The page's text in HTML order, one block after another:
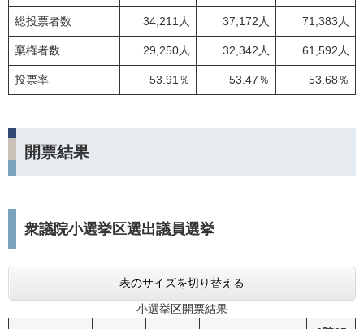
総投票者数 34,211人 37,172人 71,383人
棄権者数 29,250人 32,342人 61,592人
投票率 53.91％ 53.47％ 53.68％
開票結果
衆議院小選挙区選出議員選挙
表のサイズを切り替える
小選挙区開票結果